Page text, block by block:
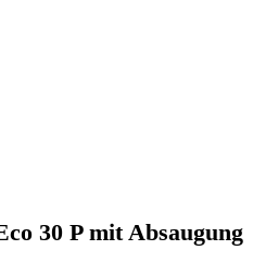
30 P mit Absaugung